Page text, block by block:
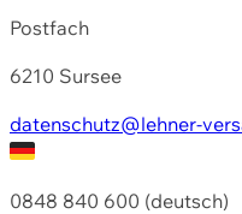
Postfach
6210 Sursee
datenschutz@lehner-
0848 840 600 (deutsch)